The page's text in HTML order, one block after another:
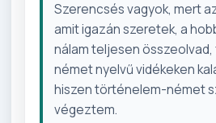
Szerencsés vagyok, mert
amit igazán szeretek, a
nálam teljesen összeolvad,
német nyelvű vidékeken
hiszen történelem-német
végeztem.